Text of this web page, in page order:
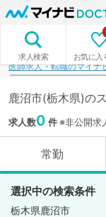
求人検索 お気に入
医師求人・転職のマイナ
鹿沼市(栃木県)の
求人数0 件※非公開求
常勤
選択中の検索条件
栃木県鹿沼市